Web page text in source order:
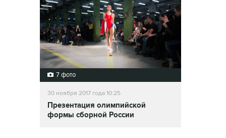
7 фото
30 ноября 2017 года 10:25
Презентация олимпийской
формы сборной России